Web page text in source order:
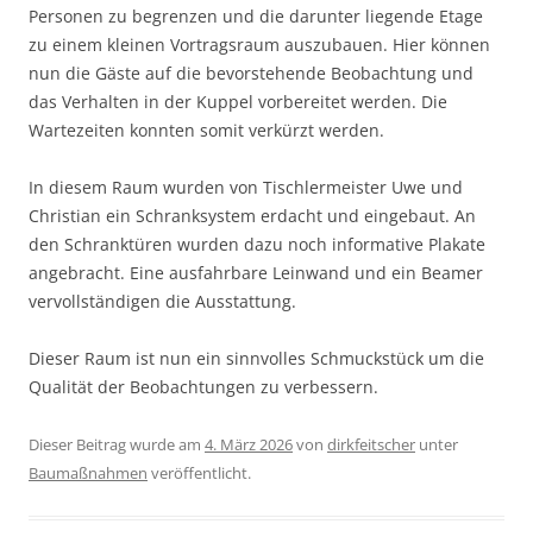
Personen zu begrenzen und die darunter liegende Etage
zu einem kleinen Vortragsraum auszubauen. Hier können
nun die Gäste auf die bevorstehende Beobachtung und
das Verhalten in der Kuppel vorbereitet werden. Die
Wartezeiten konnten somit verkürzt werden.
In diesem Raum wurden von Tischlermeister Uwe und
Christian ein Schranksystem erdacht und eingebaut. An
den Schranktüren wurden dazu noch informative Plakate
angebracht. Eine ausfahrbare Leinwand und ein Beamer
vervollständigen die Ausstattung.
Dieser Raum ist nun ein sinnvolles Schmuckstück um die
Qualität der Beobachtungen zu verbessern.
Dieser Beitrag wurde am 4. März 2026von dirkfeitscher unter
Baumaßnahmen veröffentlicht.